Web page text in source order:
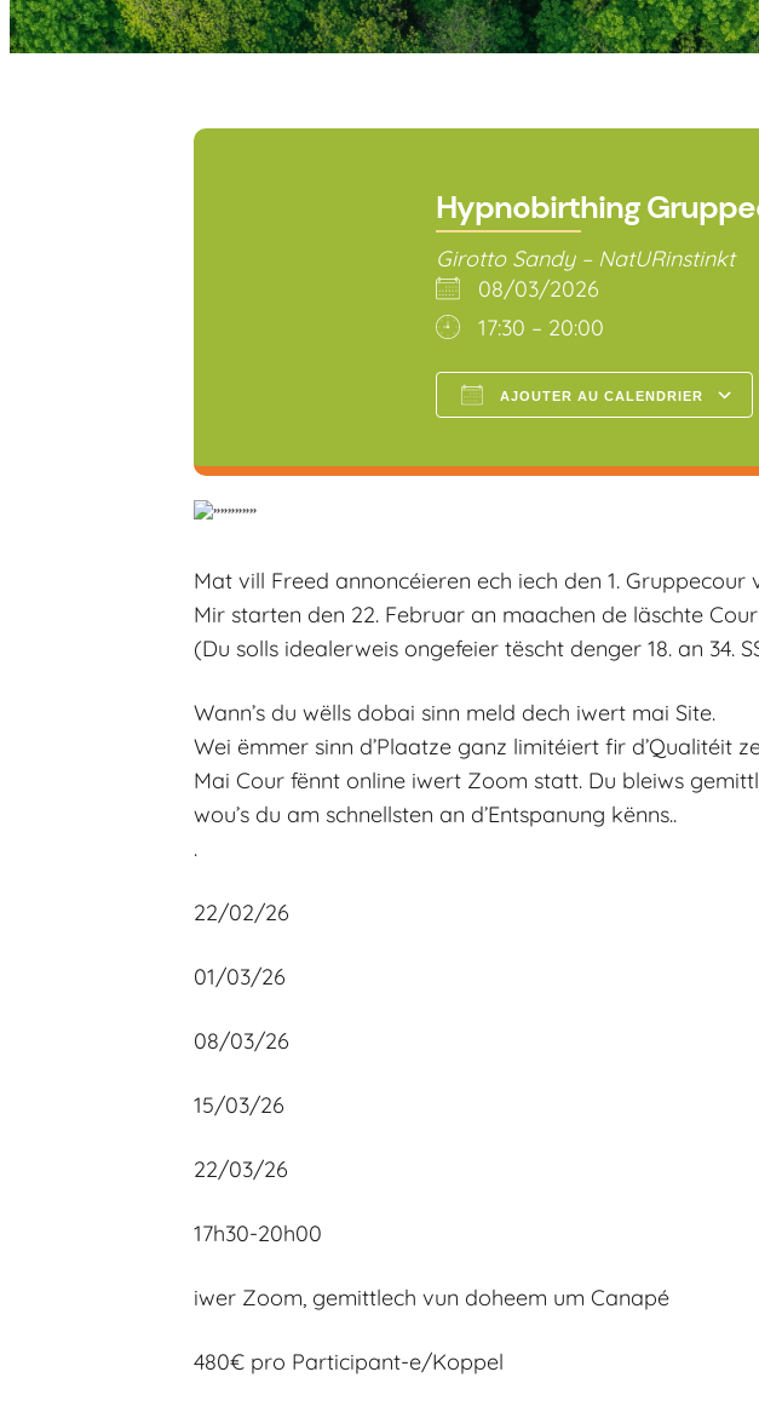
Hypnobirthing
Girotto Sandy – NatURinstinkt
08/03/2026
17:30 – 20:00
AJOUTER AU CALENDRIER
Mat vill Freed annoncéieren ech iech den 1. Gruppecour
Mir starten den 22. Februar an maachen de läschte
(Du solls idealerweis ongefeier tëscht denger 18. an 34.
Wann’s du wëlls dobai sinn meld dech iwert mai Site.
Wei ëmmer sinn d’Plaatze ganz limitéiert fir d’Qualitéit
Mai Cour fënnt online iwert Zoom statt. Du bleiws
wou’s du am schnellsten an d’Entspanung kënns..
.
22/02/26
01/03/26
08/03/26
15/03/26
22/03/26
17h30-20h00
iwer Zoom, gemittlech vun doheem um Canapé
480€ pro Participant-e/Koppel